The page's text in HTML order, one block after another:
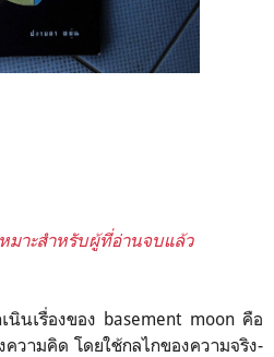
มาะสำหรับผู้ที่อ่านจบแล้ว
นินเรื่องของ basement moon คือ
วามคิด โดยใช้กลไกของความจริง-